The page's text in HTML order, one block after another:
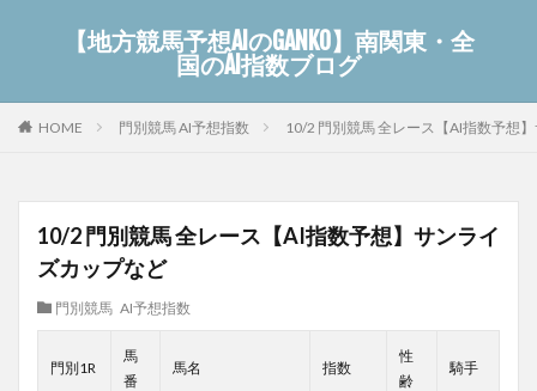
【地方競馬予想AIのGANKO】南関東・全
国のAI指数ブログ
HOME 門別競馬 AI予想指数 10/2 門別競馬 全レース【AI指数予想
10/2 門別競馬 全レース【AI指数予想】サンライ
ズカップなど
門別競馬 AI予想指数
門別1R
馬
番
馬名 指数
性
齢
騎手